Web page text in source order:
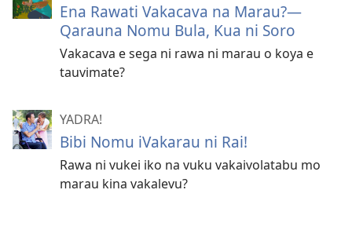
Ena Rawati Vakacava na Marau?—
Qarauna Nomu Bula, Kua ni Soro
Vakacava e sega ni rawa ni marau o koya e
tauvimate?
YADRA!
Bibi Nomu iVakarau ni Rai!
Rawa ni vukei iko na vuku vakaivolatabu mo
marau kina vakalevu?